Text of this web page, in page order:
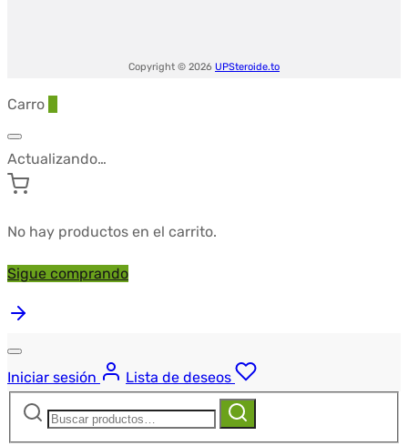
Copyright © 2026 UPSteroide.to
Carro
Actualizando…
No hay productos en el carrito.
Sigue comprando
Iniciar sesión
Lista de deseos
Buscar:
Buscar